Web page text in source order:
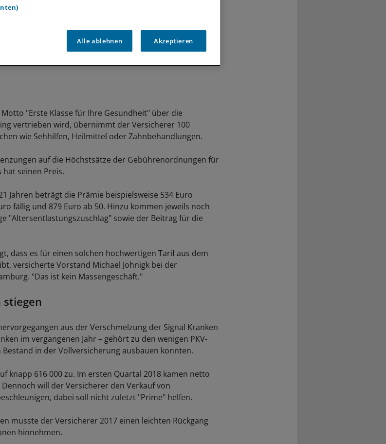
"Erste Klasse für Ihre Gesundheit" über die
vertrieben wird, übernimmt der Versicherer 100
wie Sehhilfen, Heilmittel oder Zahnbehandlungen.
auf die Höchstsätze der Gebührenordnungen für
hat seinen Preis.
Jahren beträgt die Prämie beispielsweise 534 Euro
fällig und 879 Euro ab 50. Hinzu kommen jeweils noch
"Altersentlastungszuschlag" sowie der Beitrag für die
dass es für einen solchen hochwertigen Tarif aus dem
versicherte Vorstand Michael Johnigk bei der
"Das ist kein Massengeschäft."
stiegen
aus der Verschmelzung der Signal Kranken
im vergangenen Jahr – gehört zu den wenigen PKV-
in der Vollversicherung ausbauen konnten.
knapp 616 000 zu. Im ersten Quartal 2018 kamen netto
will der Versicherer den Verkauf von
dabei soll nicht zuletzt "Prime" helfen.
musste der Versicherer 2017 einen leichten Rückgang
hinnehmen.
Alle ablehnen Akzeptieren